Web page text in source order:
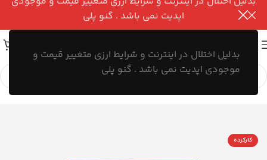
بدلیل اختلال در اینترنت و شرایط ارزی متغییر قیمت و
موجودی اپدیت نمی باشد . گنو پلی
کارکرده
اپدیت نمی باشد . گنو پلی